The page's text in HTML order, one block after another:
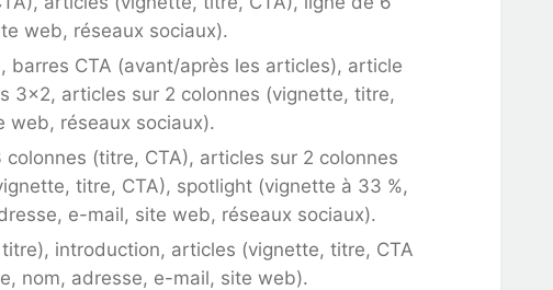
web, réseaux sociaux).
CTA (avant/après les articles), article
3×2, articles sur 2 colonnes (vignette, titre,
web, réseaux sociaux).
(titre, CTA), articles sur 2 colonnes
titre, CTA), spotlight (vignette à 33 %,
e-mail, site web, réseaux sociaux).
introduction, articles (vignette, titre, CTA
nom, adresse, e-mail, site web).